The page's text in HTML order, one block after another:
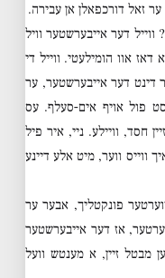
זאל דורכפאלן אן עבירה.
דער אייבערשטער וויל
דאז אוו הומילעטי. ווייל די
דינט דער אייבערשטער, ער
פול אויף אים-סעלף. עס
חסד, וויילע. ניי, איר פיל
ווייס ווער, מיט אלע דיינע
פונקטליך, אבער ער
אז דער אייבערשטער
מבטל זיין, א מענטש וועל